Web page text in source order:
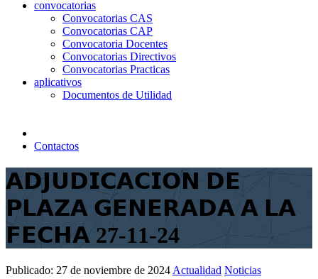
convocatorias
Convocatorias CAS
Convocatorias CAP
Convocatoria Docentes
Convocatorias Directivos
Convocatorias Practicas
aplicativos
Documentos de Utilidad
Contactos
𝗔𝗗𝗝𝗨𝗗𝗜𝗖𝗔𝗖𝗜𝗢𝗡 𝗗𝗘
𝗣𝗟𝗔𝗭𝗔 𝗚𝗘𝗡𝗘𝗥𝗔𝗗𝗔 𝗔 𝗟𝗔
𝗙𝗘𝗖𝗛𝗔 27-11-24
Publicado: 27 de noviembre de 2024 Actualidad Noticias